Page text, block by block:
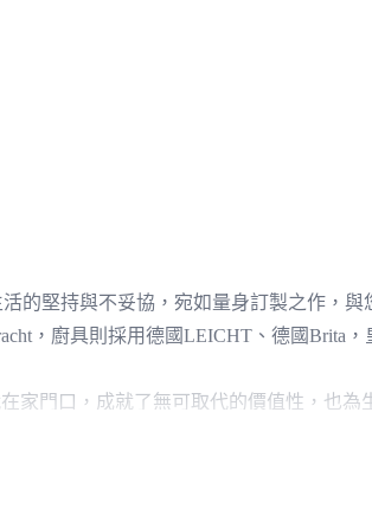
的堅持與不妥協，宛如量身訂製之作，與
，廚具則採用德國LEICHT、德國Brita
家門口，成就了無可取代的價值性，也